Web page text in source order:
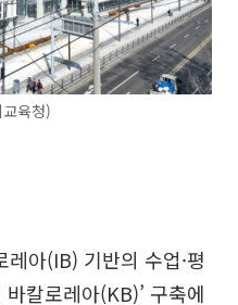
육청)
아(IB) 기반의 수업·평
칼로레아(KB)’ 구축에